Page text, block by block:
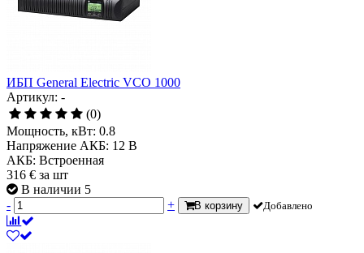
ИБП General Electric VCO 1000
Артикул: -
(0)
Мощность, кВт: 0.8
Напряжение АКБ: 12 В
АКБ: Встроенная
316 € за шт
В наличии 5
-
+ В корзину Добавлено